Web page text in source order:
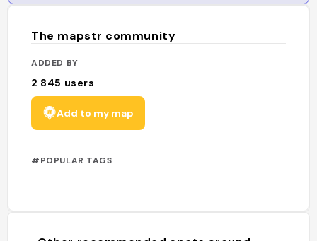
The mapstr community
ADDED BY
2 845 users
Add to my map
#POPULAR TAGS